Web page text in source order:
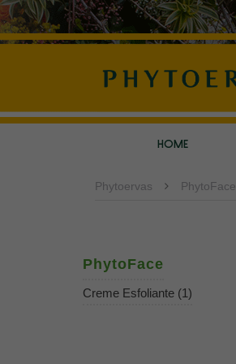
HOME
Phytoervas PhytoFace
PhytoFace
Creme Esfoliante (1)